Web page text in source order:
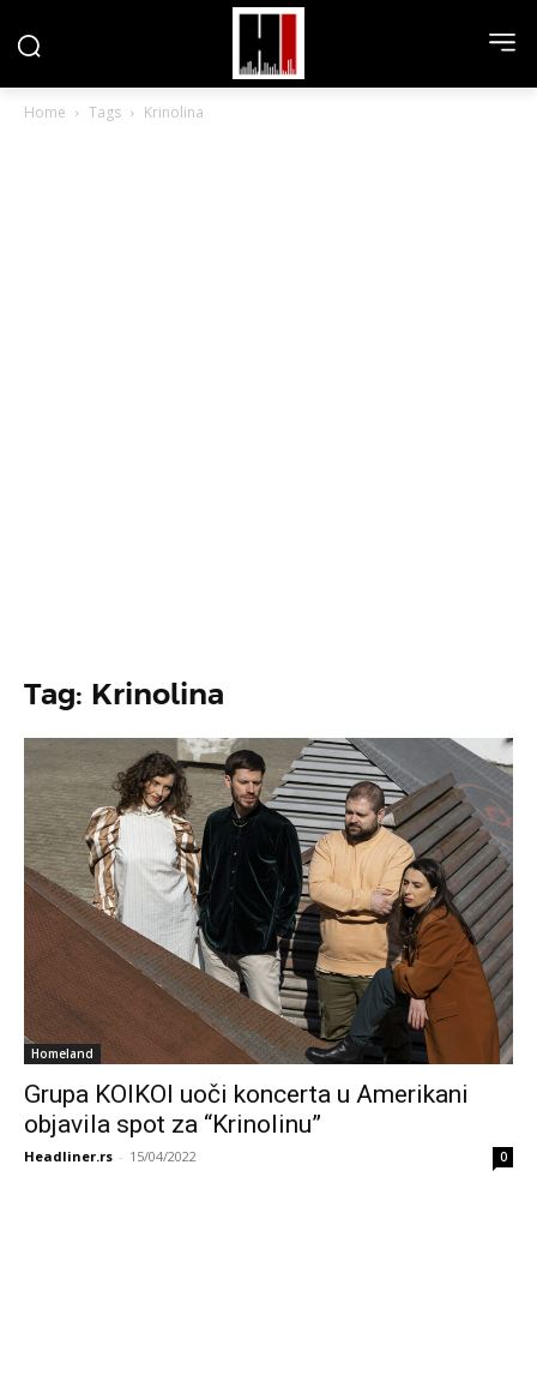
Home Tags Krinolina
Tag: Krinolina
Homeland
Grupa KOIKOI uoči koncerta u Amerikani
objavila spot za “Krinolinu”
Headliner.rs - 15/04/2022 0